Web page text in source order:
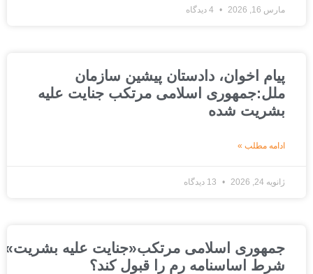
مارس 16, 2026 4 دیدگاه
پیام اخوان، دادستان پیشین سازمان
ملل:جمهوری اسلامی مرتکب جنایت علیه
بشریت شده
ادامه مطلب »
ژانویه 24, 2026 13 دیدگاه
جمهوری اسلامی مرتکب«جنایت علیه بشریت»شده
شرط اساسنامه رم را قبول کند؟